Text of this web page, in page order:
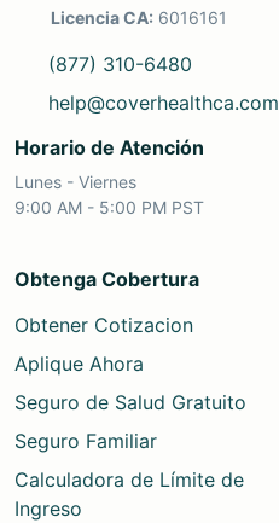
Licencia CA: 6016161
(877) 310-6480
help@coverhealthca.com
Horario de Atención
Lunes - Viernes
9:00 AM - 5:00 PM PST
Obtenga Cobertura
Obtener Cotizacion
Aplique Ahora
Seguro de Salud Gratuito
Seguro Familiar
Calculadora de Límite de
Ingreso